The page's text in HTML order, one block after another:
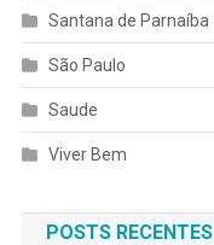
Santana de Parnaíba
São Paulo
Saude
Viver Bem
POSTS RECENTES